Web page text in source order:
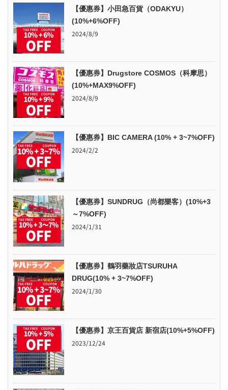
【優惠券】小田急百貨（ODAKYU）
(10%+6%OFF)
2024/8/9
【優惠券】Drugstore COSMOS（科摩思）
(10%+MAX9%OFF)
2024/8/9
【優惠券】BIC CAMERA (10% + 3~7%OFF)
2024/2/2
【優惠券】SUNDRUG（尚都樂客）(10%+3
～7%OFF)
2024/1/31
【優惠券】鶴羽藥妝店TSURUHA
DRUG(10% + 3~7%OFF)
2024/1/30
【優惠券】京王百貨店 新宿店(10%+5%OFF)
2023/12/24